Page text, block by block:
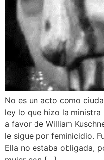
No es un acto como
ley lo que hizo la ministra
a favor de William
le sigue por feminicidio.
Ella no estaba obligada,